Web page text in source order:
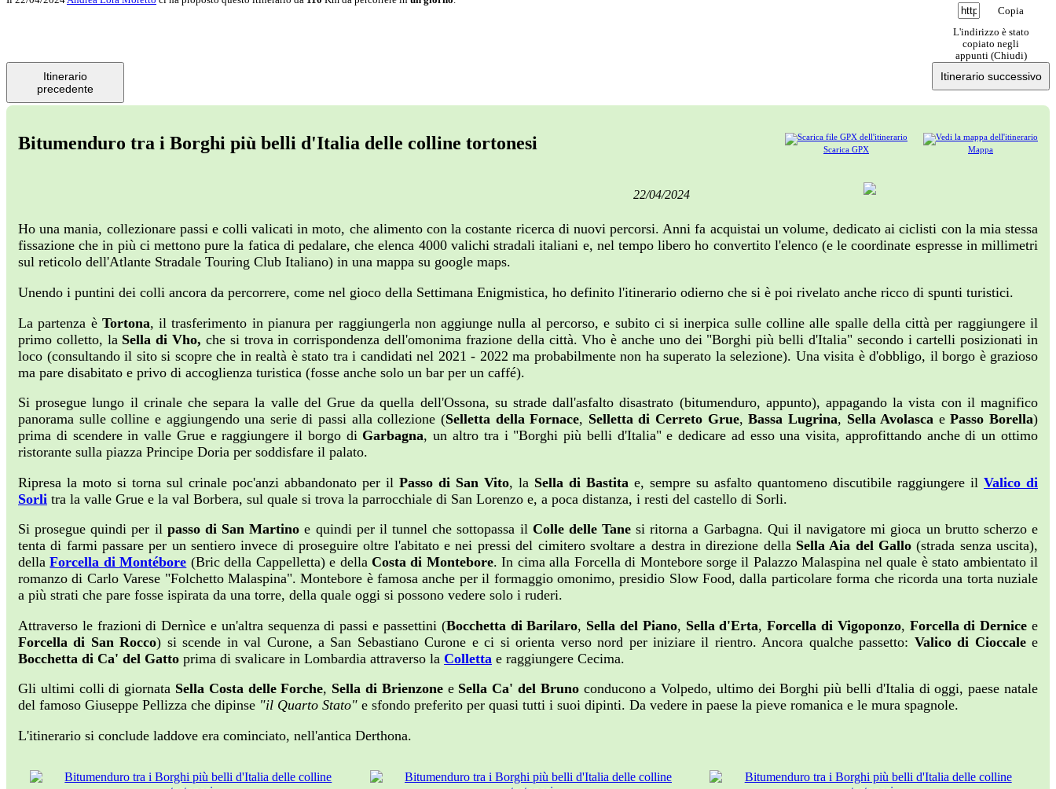
Copia
L'indirizzo è stato
copiato negli
appunti (Chiudi)
Itinerario
precedente
Itinerario successivo
Mappa
Scarica GPX
Bitumenduro tra i Borghi più belli d'Italia delle colline tortonesi
22/04/2024
Ho una mania, collezionare passi e colli valicati in moto, che alimento con la costante ricerca di nuovi percorsi. Anni fa acquistai un volume, dedicato ai ciclisti con la mia stessa
fissazione che in più ci mettono pure la fatica di pedalare, che elenca 4000 valichi stradali italiani e, nel tempo libero ho convertito l'elenco (e le coordinate espresse in millimetri
sul reticolo dell'Atlante Stradale Touring Club Italiano) in una mappa su google maps.
Unendo i puntini dei colli ancora da percorrere, come nel gioco della Settimana Enigmistica, ho definito l'itinerario odierno che si è poi rivelato anche ricco di spunti turistici.
La partenza è Tortona, il trasferimento in pianura per raggiungerla non aggiunge nulla al percorso, e subito ci si inerpica sulle colline alle spalle della città per raggiungere il
primo colletto, la Sella di Vho, che si trova in corrispondenza dell'omonima frazione della città. Vho è anche uno dei "Borghi più belli d'Italia" secondo i cartelli posizionati in
loco (consultando il sito si scopre che in realtà è stato tra i candidati nel 2021 - 2022 ma probabilmente non ha superato la selezione). Una visita è d'obbligo, il borgo è grazioso
ma pare disabitato e privo di accoglienza turistica (fosse anche solo un bar per un caffé).
Si prosegue lungo il crinale che separa la valle del Grue da quella dell'Ossona, su strade dall'asfalto disastrato (bitumenduro, appunto), appagando la vista con il magnifico
panorama sulle colline e aggiungendo una serie di passi alla collezione (Selletta della Fornace, Selletta di Cerreto Grue,Bassa Lugrina, Sella Avolasca ePasso Borella)
prima di scendere in valle Grue e raggiungere il borgo di Garbagna, un altro tra i "Borghi più belli d'Italia" e dedicare ad esso una visita, approfittando anche di un ottimo
ristorante sulla piazza Principe Doria per soddisfare il palato.
Ripresa la moto si torna sul crinale poc'anzi abbandonato per il Passo di San Vito, la Sella di Bastita e, sempre su asfalto quantomeno discutibile raggiungere il Valico di
Sorli tra la valle Grue e la val Borbera, sul quale si trova la parrocchiale di San Lorenzo e, a poca distanza, i resti del castello di Sorli.
Si prosegue quindi per il passo di San Martino e quindi per il tunnel che sottopassa il Colle delle Tanesi ritorna a Garbagna. Qui il navigatore mi gioca un brutto scherzo e
tenta di farmi passare per un sentiero invece di proseguire oltre l'abitato e nei pressi del cimitero svoltare a destra in direzione della Sella Aia del Gallo(strada senza uscita),
dellaForcella di Montébore (Bric della Cappelletta) e della Costa di Montebore. In cima alla Forcella di Montebore sorge il Palazzo Malaspina nel quale è stato ambientato il
romanzo di Carlo Varese "Folchetto Malaspina". Montebore è famosa anche per il formaggio omonimo, presidio Slow Food, dalla particolare forma che ricorda una torta nuziale
a più strati che pare fosse ispirata da una torre, della quale oggi si possono vedere solo i ruderi.
Attraverso le frazioni di Dernìce e un'altra sequenza di passi e passettini (Bocchetta di Barilaro, Sella del Piano, Sella d'Erta,Forcella di Vigoponzo, Forcella di Dernice e
Forcella di San Rocco) si scende in val Curone, a San Sebastiano Curone e ci si orienta verso nord per iniziare il rientro. Ancora qualche passetto: Valico di Cioccalee
Bocchetta di Ca' del Gatto prima di svalicare in Lombardia attraverso la Colletta e raggiungere Cecima.
Gli ultimi colli di giornata Sella Costa delle Forche, Sella di Brienzonee Sella Ca' del Brunoconducono a Volpedo, ultimo dei Borghi più belli d'Italia di oggi, paese natale
del famoso Giuseppe Pellizza che dipinse "il Quarto Stato" e sfondo preferito per quasi tutti i suoi dipinti. Da vedere in paese la pieve romanica e le mura spagnole.
L'itinerario si conclude laddove era cominciato, nell'antica Derthona.